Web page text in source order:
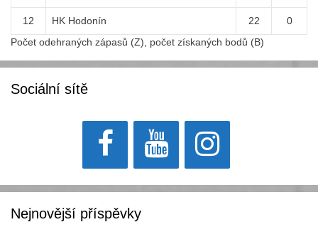
12 HK Hodonín 22
0
Počet odehraných zápasů (Z), počet získaných bodů (B)
Sociální sítě
Nejnovější příspěvky